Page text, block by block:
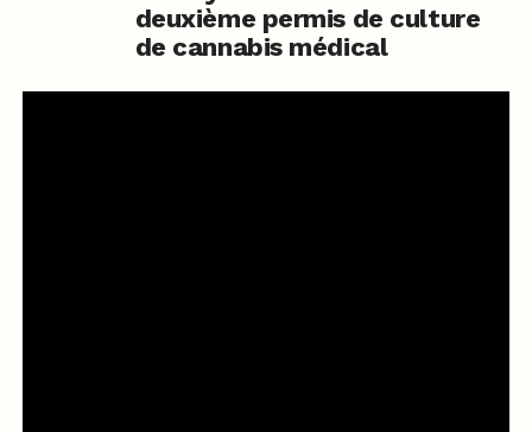
deuxième permis de culture
de cannabis médical